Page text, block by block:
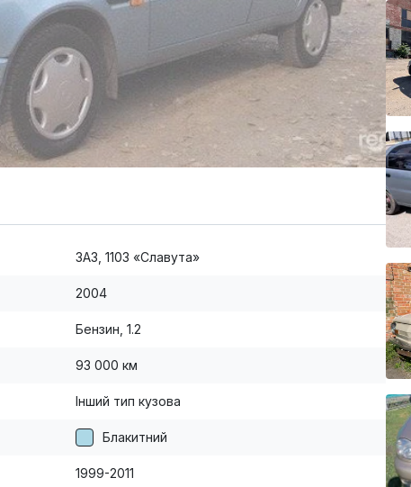
ЗАЗ, 1103 «Славута»
2004
Бензин, 1.2
93 000 км
Інший тип кузова
Блакитний
1999-2011